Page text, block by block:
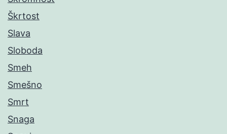
Škrtost
Slava
Sloboda
Smeh
Smešno
Smrt
Snaga